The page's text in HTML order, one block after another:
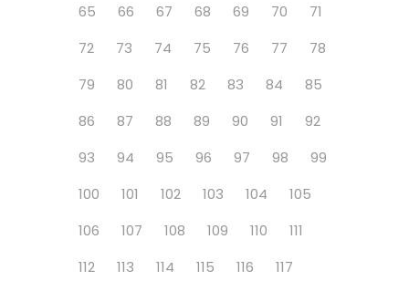
65
66 67 68 69 70
71
72
73 74 75 76 77
78
79
80 81 82 83 84
85
86
87 88 89 90 91
92
93
94 95 96 97 98
99
100
101 102 103 104
105
106
107 108 109 110
111
112
113 114 115 116
117